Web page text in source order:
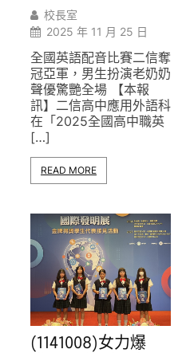
校長室
2025 年 11 月 25 日
全國英語配音比賽二信奪
冠亞軍，男生扮演老奶奶
聲優驚艷全場 【本報
訊】二信高中應用外語科
在「2025全國高中職英
[…]
READ MORE
(1141008)女力爆